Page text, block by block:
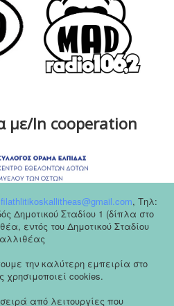
με/In cooperation
filathlitikoskallitheas@gmail.com, Tηλ:
Δημοτικού Σταδίου 1 (δίπλα στο
εντός του Δημοτικού Σταδίου
την καλύτερη εμπειρία στο
χρησιμοποιεί cookies.
από λειτουργίες που